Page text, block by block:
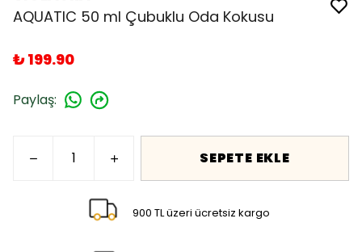
AQUATIC 50 ml Çubuklu Oda Kokusu
₺ 199.90
Paylaş:
SEPETE EKLE
900 TL üzeri ücretsiz kargo